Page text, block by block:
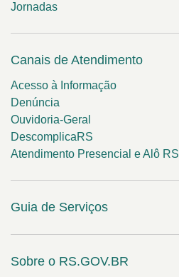
Jornadas
Canais de Atendimento
Acesso à Informação
Denúncia
Ouvidoria-Geral
DescomplicaRS
Atendimento Presencial e Alô RS
Guia de Serviços
Sobre o RS.GOV.BR